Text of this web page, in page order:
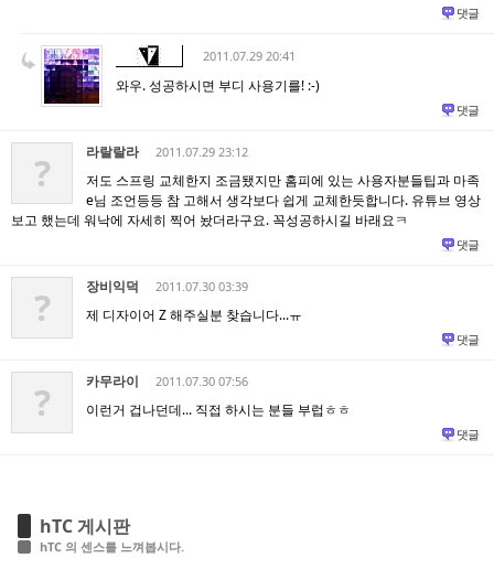
댓글
2011.07.29 20:41
와우. 성공하시면 부디 사용기를! :-)
댓글
? 라랄랄라 2011.07.29 23:12
저도 스프링 교체한지 조금됐지만 홈피에 있는 사용자분들팁과 마족
e님 조언등등 참 고해서 생각보다 쉽게 교체한듯합니다. 유튜브 영상
보고 했는데 워낙에 자세히 찍어 놨더라구요. 꼭성공하시길 바래요ㅋ
댓글
? 장비익덕 2011.07.30 03:39
제 디자이어 Z 해주실분 찾습니다...ㅠ
댓글
? 카무라이 2011.07.30 07:56
이런거 겁나던데... 직접 하시는 분들 부럽ㅎㅎ
댓글
hTC 게시판
hTC 의 센스를 느껴봅시다.